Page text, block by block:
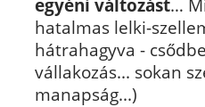
egyéni változást…
hatalmas lelki-
hátrahagyva -
vállakozás... sokan
manapság...)